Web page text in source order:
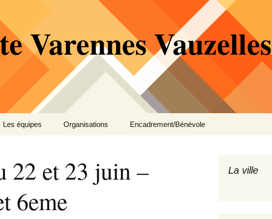
Varennes Vauzelles
Les équipes
Poussin
Cadet
Régionale
Organisations
Événements
Encadrement/Bénévole
22 et 23 juin –
6eme
La ville